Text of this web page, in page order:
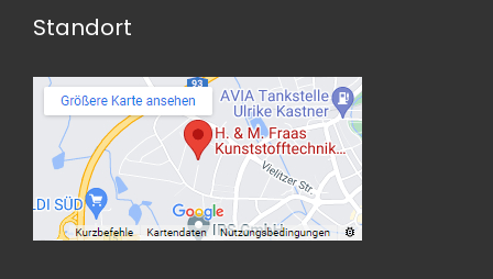
Standort